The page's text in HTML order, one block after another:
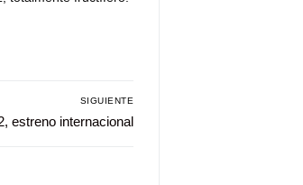
SIGUIENTE
estreno internacional